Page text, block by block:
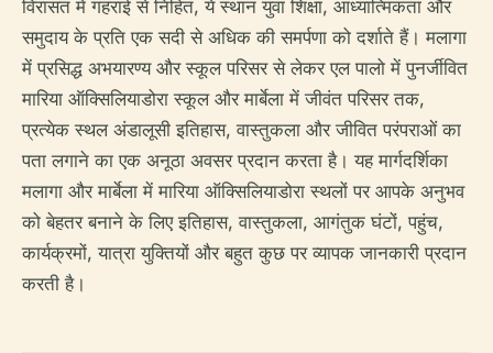
विरासत में गहराई से निहित, ये स्थान युवा शिक्षा, आध्यात्मिकता और
समुदाय के प्रति एक सदी से अधिक की समर्पणा को दर्शाते हैं। मलागा
में प्रसिद्ध अभयारण्य और स्कूल परिसर से लेकर एल पालो में पुनर्जीवित
मारिया ऑक्सिलियाडोरा स्कूल और मार्बेला में जीवंत परिसर तक,
प्रत्येक स्थल अंडालूसी इतिहास, वास्तुकला और जीवित परंपराओं का
पता लगाने का एक अनूठा अवसर प्रदान करता है। यह मार्गदर्शिका
मलागा और मार्बेला में मारिया ऑक्सिलियाडोरा स्थलों पर आपके अनुभव
को बेहतर बनाने के लिए इतिहास, वास्तुकला, आगंतुक घंटों, पहुंच,
कार्यक्रमों, यात्रा युक्तियों और बहुत कुछ पर व्यापक जानकारी प्रदान
करती है।